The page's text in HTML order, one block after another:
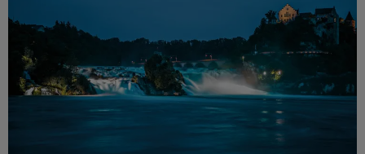
Industrial
Connectivity.